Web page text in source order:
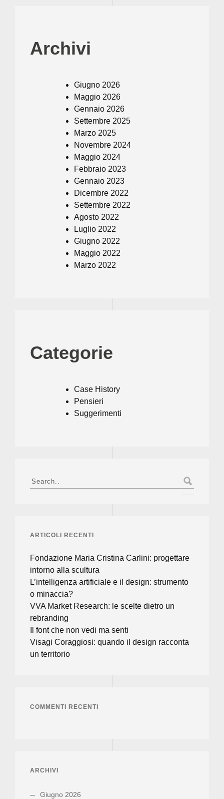
Archivi
Giugno 2026
Maggio 2026
Gennaio 2026
Settembre 2025
Marzo 2025
Novembre 2024
Maggio 2024
Febbraio 2023
Gennaio 2023
Dicembre 2022
Settembre 2022
Agosto 2022
Luglio 2022
Giugno 2022
Maggio 2022
Marzo 2022
Categorie
Case History
Pensieri
Suggerimenti
Search
for:
ARTICOLI RECENTI
Fondazione Maria Cristina Carlini: progettare
intorno alla scultura
L’intelligenza artificiale e il design: strumento
o minaccia?
VVA Market Research: le scelte dietro un
rebranding
Il font che non vedi ma senti
Visagi Coraggiosi: quando il design racconta
un territorio
COMMENTI RECENTI
ARCHIVI
Giugno 2026